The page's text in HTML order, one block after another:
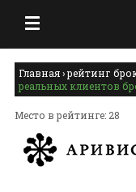
Главная›рейтинг
реальных клиентов
Место в рейтинге: 28